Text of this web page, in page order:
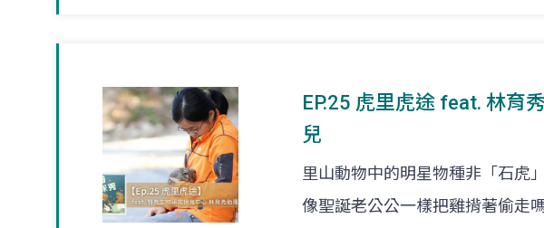
EP.25 虎里虎途 feat. 林育
兒
里山動物中的明星物種非「石虎
像聖誕老公公一樣把雞揹著偷走